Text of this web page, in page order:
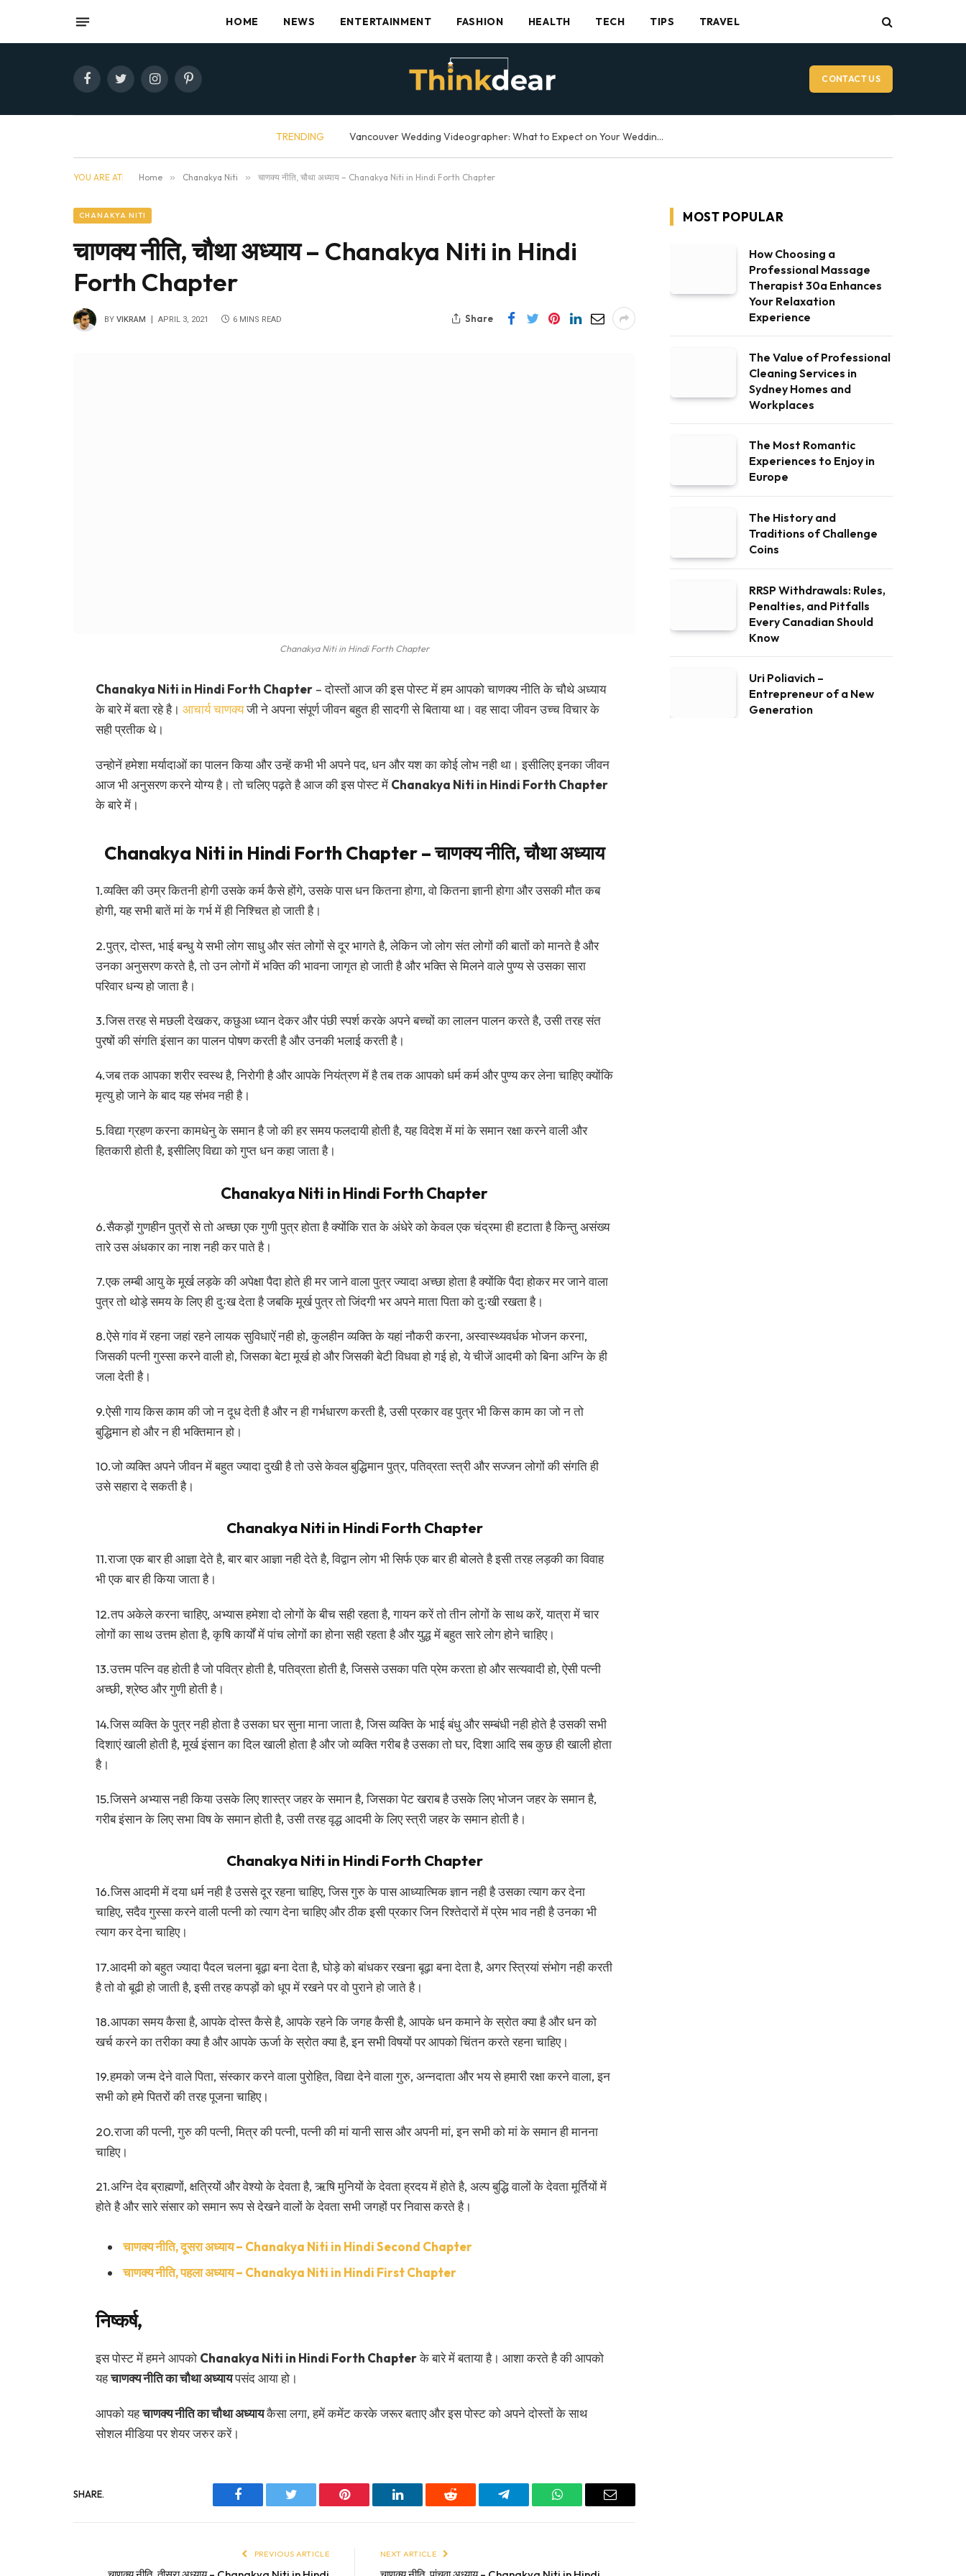
HOME NEWS ENTERTAINMENT FASHION HEALTH TECH TIPS TRAVEL
FacebookTwitterInstagramPinterest CONTACT US
TRENDING Vancouver Wedding Videographer: What to Expect on Your Wedding Day
YOU ARE AT: Home » Chanakya Niti » चाणक्य नीति, चौथा अध्याय – Chanakya Niti in Hindi Forth Chapter
CHANAKYA NITI
चाणक्य नीति, चौथा अध्याय – Chanakya Niti in Hindi
Forth Chapter
BY VIKRAM APRIL 3, 2021 6 MINS READ Share
Chanakya Niti in Hindi Forth Chapter
Chanakya Niti in Hindi Forth Chapter– दोस्तों आज की इस पोस्ट में हम आपको चाणक्य नीति के चौथे अध्याय
के बारे में बता रहे है। आचार्य चाणक्यजी ने अपना संपूर्ण जीवन बहुत ही सादगी से बिताया था। वह सादा जीवन उच्च विचार के
सही प्रतीक थे।
उन्होनें हमेशा मर्यादाओं का पालन किया और उन्हें कभी भी अपने पद, धन और यश का कोई लोभ नही था। इसीलिए इनका जीवन
आज भी अनुसरण करने योग्य है। तो चलिए पढ़ते है आज की इस पोस्ट में Chanakya Niti in Hindi Forth Chapter
के बारे में।
Chanakya Niti in Hindi Forth Chapter – चाणक्य नीति, चौथा अध्याय
1.व्यक्ति की उम्र कितनी होगी उसके कर्म कैसे होंगे, उसके पास धन कितना होगा, वो कितना ज्ञानी होगा और उसकी मौत कब
होगी, यह सभी बातें मां के गर्भ में ही निश्चित हो जाती है।
2.पुत्र, दोस्त, भाई बन्धु ये सभी लोग साधु और संत लोगों से दूर भागते है, लेकिन जो लोग संत लोगों की बातों को मानते है और
उनका अनुसरण करते है, तो उन लोगों में भक्ति की भावना जागृत हो जाती है और भक्ति से मिलने वाले पुण्य से उसका सारा
परिवार धन्य हो जाता है।
3.जिस तरह से मछली देखकर, कछुआ ध्यान देकर और पंछी स्पर्श करके अपने बच्चों का लालन पालन करते है, उसी तरह संत
पुरषों की संगति इंसान का पालन पोषण करती है और उनकी भलाई करती है।
4.जब तक आपका शरीर स्वस्थ है, निरोगी है और आपके नियंत्रण में है तब तक आपको धर्म कर्म और पुण्य कर लेना चाहिए क्योंकि
मृत्यु हो जाने के बाद यह संभव नही है।
5.विद्या ग्रहण करना कामधेनु के समान है जो की हर समय फलदायी होती है, यह विदेश में मां के समान रक्षा करने वाली और
हितकारी होती है, इसीलिए विद्या को गुप्त धन कहा जाता है।
Chanakya Niti in Hindi Forth Chapter
6.सैकड़ों गुणहीन पुत्रों से तो अच्छा एक गुणी पुत्र होता है क्योंकि रात के अंधेरे को केवल एक चंद्रमा ही हटाता है किन्तु असंख्य
तारे उस अंधकार का नाश नही कर पाते है।
7.एक लम्बी आयु के मूर्ख लड़के की अपेक्षा पैदा होते ही मर जाने वाला पुत्र ज्यादा अच्छा होता है क्योंकि पैदा होकर मर जाने वाला
पुत्र तो थोड़े समय के लिए ही दुःख देता है जबकि मूर्ख पुत्र तो जिंदगी भर अपने माता पिता को दुःखी रखता है।
8.ऐसे गांव में रहना जहां रहने लायक सुविधाऐं नही हो, कुलहीन व्यक्ति के यहां नौकरी करना, अस्वास्थ्यवर्धक भोजन करना,
जिसकी पत्नी गुस्सा करने वाली हो, जिसका बेटा मूर्ख हो और जिसकी बेटी विधवा हो गई हो, ये चीजें आदमी को बिना अग्नि के ही
जला देती है।
9.ऐसी गाय किस काम की जो न दूध देती है और न ही गर्भधारण करती है, उसी प्रकार वह पुत्र भी किस काम का जो न तो
बुद्धिमान हो और न ही भक्तिमान हो।
10.जो व्यक्ति अपने जीवन में बहुत ज्यादा दुखी है तो उसे केवल बुद्धिमान पुत्र, पतिव्रता स्त्री और सज्जन लोगों की संगति ही
उसे सहारा दे सकती है।
Chanakya Niti in Hindi Forth Chapter
11.राजा एक बार ही आज्ञा देते है, बार बार आज्ञा नही देते है, विद्वान लोग भी सिर्फ एक बार ही बोलते है इसी तरह लड़की का विवाह
भी एक बार ही किया जाता है।
12.तप अकेले करना चाहिए, अभ्यास हमेशा दो लोगों के बीच सही रहता है, गायन करें तो तीन लोगों के साथ करें, यात्रा में चार
लोगों का साथ उत्तम होता है, कृषि कार्यों में पांच लोगों का होना सही रहता है और युद्ध में बहुत सारे लोग होने चाहिए।
13.उत्तम पत्नि वह होती है जो पवित्र होती है, पतिव्रता होती है, जिससे उसका पति प्रेम करता हो और सत्यवादी हो, ऐसी पत्नी
अच्छी, श्रेष्ठ और गुणी होती है।
14.जिस व्यक्ति के पुत्र नही होता है उसका घर सुना माना जाता है, जिस व्यक्ति के भाई बंधु और सम्बंधी नही होते है उसकी सभी
दिशाएं खाली होती है, मूर्ख इंसान का दिल खाली होता है और जो व्यक्ति गरीब है उसका तो घर, दिशा आदि सब कुछ ही खाली होता
है।
15.जिसने अभ्यास नही किया उसके लिए शास्त्र जहर के समान है, जिसका पेट खराब है उसके लिए भोजन जहर के समान है,
गरीब इंसान के लिए सभा विष के समान होती है, उसी तरह वृद्ध आदमी के लिए स्त्री जहर के समान होती है।
Chanakya Niti in Hindi Forth Chapter
16.जिस आदमी में दया धर्म नही है उससे दूर रहना चाहिए, जिस गुरु के पास आध्यात्मिक ज्ञान नही है उसका त्याग कर देना
चाहिए, सदैव गुस्सा करने वाली पत्नी को त्याग देना चाहिए और ठीक इसी प्रकार जिन रिश्तेदारों में प्रेम भाव नही है उनका भी
त्याग कर देना चाहिए।
17.आदमी को बहुत ज्यादा पैदल चलना बूढ़ा बना देता है, घोड़े को बांधकर रखना बूढ़ा बना देता है, अगर स्त्रियां संभोग नही करती
है तो वो बूढी हो जाती है, इसी तरह कपड़ों को धूप में रखने पर वो पुराने हो जाते है।
18.आपका समय कैसा है, आपके दोस्त कैसे है, आपके रहने कि जगह कैसी है, आपके धन कमाने के स्रोत क्या है और धन को
खर्च करने का तरीका क्या है और आपके ऊर्जा के स्रोत क्या है, इन सभी विषयों पर आपको चिंतन करते रहना चाहिए।
19.हमको जन्म देने वाले पिता, संस्कार करने वाला पुरोहित, विद्या देने वाला गुरु, अन्नदाता और भय से हमारी रक्षा करने वाला, इन
सभी को हमे पितरों की तरह पूजना चाहिए।
20.राजा की पत्नी, गुरु की पत्नी, मित्र की पत्नी, पत्नी की मां यानी सास और अपनी मां, इन सभी को मां के समान ही मानना
चाहिए।
21.अग्नि देव ब्राह्मणों, क्षत्रियों और वेश्यो के देवता है, ऋषि मुनियों के देवता ह्रदय में होते है, अल्प बुद्धि वालों के देवता मूर्तियों में
होते है और सारे संसार को समान रूप से देखने वालों के देवता सभी जगहों पर निवास करते है।
चाणक्य नीति, दूसरा अध्याय – Chanakya Niti in Hindi Second Chapter
चाणक्य नीति, पहला अध्याय – Chanakya Niti in Hindi First Chapter
निष्कर्ष,
इस पोस्ट में हमने आपको Chanakya Niti in Hindi Forth Chapterके बारे में बताया है। आशा करते है की आपको
यहचाणक्य नीति का चौथा अध्यायपसंद आया हो।
आपको यहचाणक्य नीति का चौथा अध्यायकैसा लगा, हमें कमेंट करके जरूर बताए और इस पोस्ट को अपने दोस्तों के साथ
सोशल मीडिया पर शेयर जरुर करें।
SHARE.
Facebook Twitter Pinterest LinkedIn Reddit Telegram WhatsAppEmail
PREVIOUS ARTICLE NEXT ARTICLE
MOST POPULAR
How Choosing a
Professional Massage
Therapist 30a Enhances
Your Relaxation
Experience
The Value of Professional
Cleaning Services in
Sydney Homes and
Workplaces
The Most Romantic
Experiences to Enjoy in
Europe
The History and
Traditions of Challenge
Coins
RRSP Withdrawals: Rules,
Penalties, and Pitfalls
Every Canadian Should
Know
Uri Poliavich –
Entrepreneur of a New
Generation